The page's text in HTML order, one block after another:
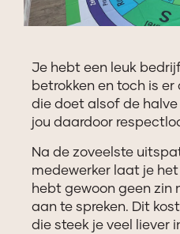
Je hebt een leuk
betrokken en toch is
die doet alsof de
jou daardoor
Na de zoveelste
medewerker laat je
hebt gewoon geen zin
aan te spreken. Dit
die steek je veel liever